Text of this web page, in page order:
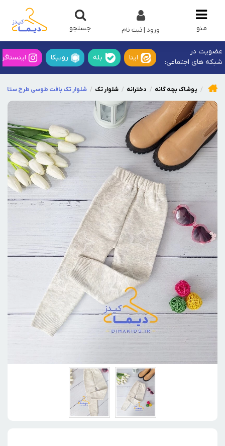
منو جستجو ورود | ثبت نام
عضویت در
شبکه های اجتماعی:
ایتا بله روبیکا
پوشاک بچه گانه دخترانه شلوار تک شلوار تک بافت طوسی طرح ستاره